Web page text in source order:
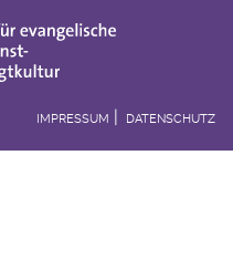
IMPRESSUM DATENSCHUTZ